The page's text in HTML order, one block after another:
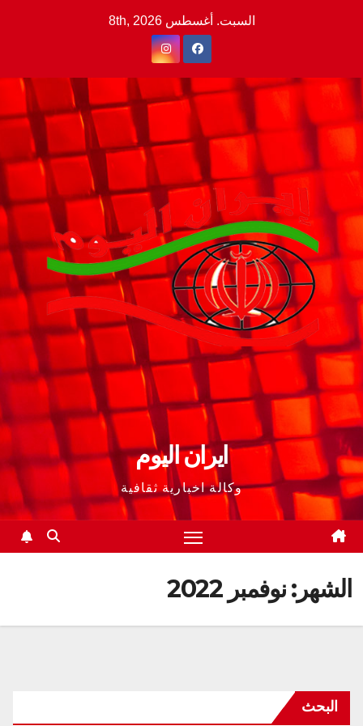
السبت. أغسطس 8th, 2026
ايران اليوم
وكالة اخبارية ثقافية
الشهر:نوفمبر 2022
البحث